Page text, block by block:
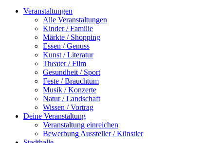
Veranstaltungen
Alle Veranstaltungen
Kinder / Familie
Märkte / Shopping
Essen / Genuss
Kunst / Literatur
Theater / Film
Gesundheit / Sport
Feste / Brauchtum
Musik / Konzerte
Natur / Landschaft
Wissen / Vortrag
Deine Veranstaltung
Veranstaltung einreichen
Bewerbung Aussteller / Künstler